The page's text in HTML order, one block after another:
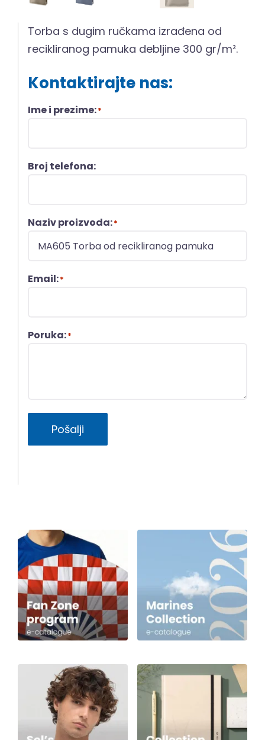
Torba s dugim ručkama izrađena od
recikliranog pamuka debljine 300 gr/m².
Kontaktirajte nas:
Ime i prezime:*
Broj telefona:
Naziv proizvoda:*
Email:*
Poruka:*
Pošalji